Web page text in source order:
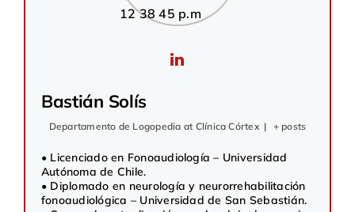
Bastián Solís
Departamento de Logopedia at Clínica Córtex | + posts
• Licenciado en Fonoaudiología – Universidad
Autónoma de Chile.
• Diplomado en neurología y neurorrehabilitación
fonoaudiológica – Universidad de San Sebastián.